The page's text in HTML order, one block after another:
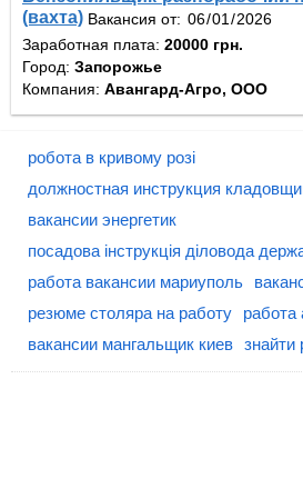
(вахта) Вакансия от:
Заработная плата: 20000 грн.
Город: Запорожье
Компания: Авангард-Агро, ООО
робота в кривому розі
должностная инструкция
вакансии энергетик
посадова інструкція діловода
работа вакансии мариуполь
резюме столяра на работу
работа
вакансии мангальщик киев знайти